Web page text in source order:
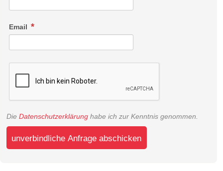
Email
Die Datenschutzerklärung habe ich zur Kenntnis genommen.
unverbindliche Anfrage abschicken